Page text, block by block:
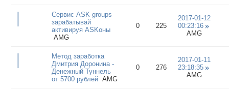
Сервис ASK-groups
зарабатывай
активируя ASKоны
AMG
0 225
2017-01-12
00:23:16
AMG
Метод заработка
Дмитрия Доронина -
Денежный Туннель
от 5700 рублей AMG
0 276
2017-01-11
23:18:35
AMG